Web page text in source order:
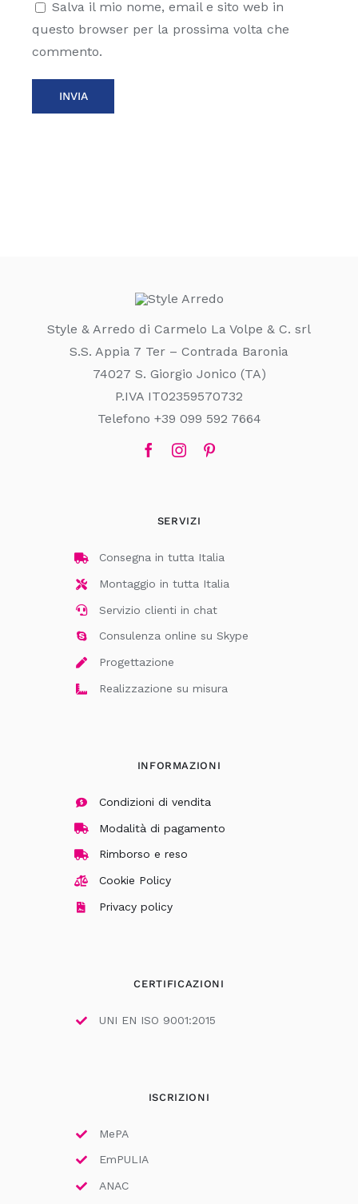
Salva il mio nome, email e sito web in
questo browser per la prossima volta che
commento.
Style & Arredo di Carmelo La Volpe & C. srl
S.S. Appia 7 Ter – Contrada Baronia
74027 S. Giorgio Jonico (TA)
P.IVA IT02359570732
Telefono +39 099 592 7664
SERVIZI
Consegna in tutta Italia
Montaggio in tutta Italia
Servizio clienti in chat
Consulenza online su Skype
Progettazione
Realizzazione su misura
INFORMAZIONI
Condizioni di vendita
Modalità di pagamento
Rimborso e reso
Cookie Policy
Privacy policy
CERTIFICAZIONI
UNI EN ISO 9001:2015
ISCRIZIONI
MePA
EmPULIA
ANAC